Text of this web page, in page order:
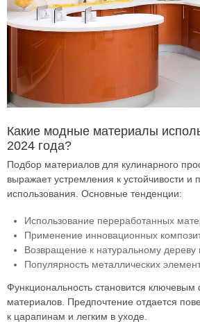
Какие модные материалы
2024 года?
Подбор материалов для кулинарного
выражает устремления к устойчивости и
использования. Основные тенденции:
Использование переработанных
Применение инновационных
Возвращение к натуральному
Популярность металлических
Функциональность становится
материалов. Предпочтение отдается
к царапинам и легким в уходе.